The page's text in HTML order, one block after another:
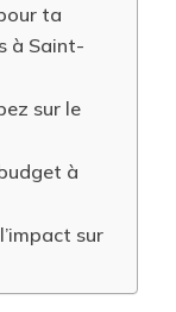
ta
à Saint-
sur le
à
sur